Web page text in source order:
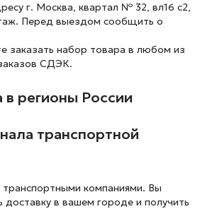
г. Москва, квартал № 32, вл16 с2,
Перед выездом сообщить о
заказать набор товара в любом из
СДЭК.
в регионы России
транспортной
компаниями. Вы
доставку в вашем городе и получить